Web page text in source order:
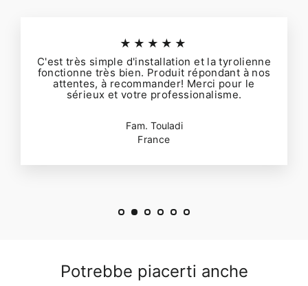
★★★★★
C'est très simple d'installation et la tyrolienne
fonctionne très bien. Produit répondant à nos
attentes, à recommander! Merci pour le
sérieux et votre professionalisme.
Fam. Touladi
France
Potrebbe piacerti anche